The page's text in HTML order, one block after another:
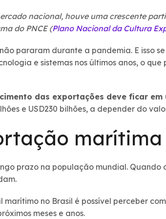
nacional, houve uma crescente
do PNCE (Plano Nacional da Cultura
pararam durante a pandemia. E isso
e sistemas nos últimos anos, o
das exportações deve ficar em
e USD230 bilhões, a depender do
marítima
prazo na população mundial. Quando
no Brasil é possível perceber
meses e anos.